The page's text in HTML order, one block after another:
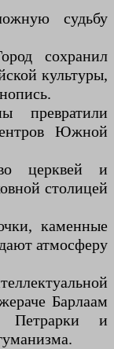
судьбу
сохранил
культуры,
превратили
Южной
церквей и
столицей
каменные
атмосферу
Барлаам
Петрарки и